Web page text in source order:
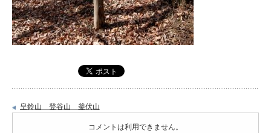
皇鈴山 登谷山 釜伏山
コメントは利用できません。